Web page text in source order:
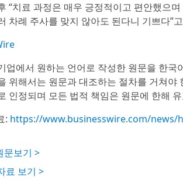
“치료 과정은 매우 긍정적이고 편안했으
차례 주사를 맞지 않아도 된다니 기쁘다”
업에서 원하는 언어로 작성한 원문을 한국
위해서는 원문과 대조하는 절차를 거쳐야
인정되며 모든 법적 책임은 원문에 한해
: https://www.businesswire.com/news/
문보기 >
료 보기 >